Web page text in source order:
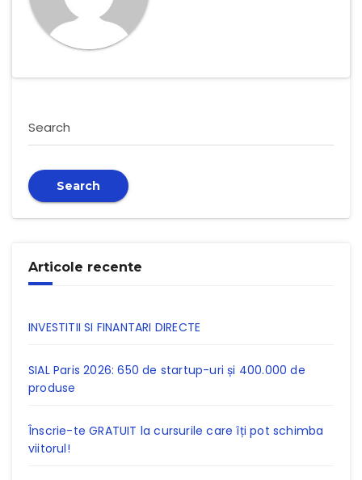
Search
Search
Articole recente
INVESTITII SI FINANTARI DIRECTE
SIAL Paris 2026: 650 de startup-uri și 400.000 de
produse
Înscrie-te GRATUIT la cursurile care îți pot schimba
viitorul!